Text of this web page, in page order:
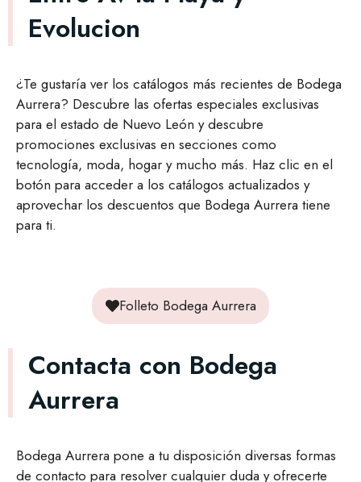
Evolucion
¿Te gustaría ver los catálogos más recientes de Bodega
Aurrera? Descubre las ofertas especiales exclusivas
para el estado de Nuevo León y descubre
promociones exclusivas en secciones como
tecnología, moda, hogar y mucho más. Haz clic en el
botón para acceder a los catálogos actualizados y
aprovechar los descuentos que Bodega Aurrera tiene
para ti.
Folleto Bodega Aurrera
Contacta con Bodega
Aurrera
Bodega Aurrera pone a tu disposición diversas formas
de contacto para resolver cualquier duda y ofrecerte